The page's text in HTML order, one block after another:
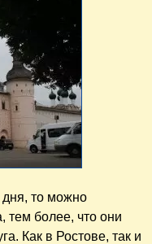
дня, то можно
тем более, что они
Как в Ростове, так и